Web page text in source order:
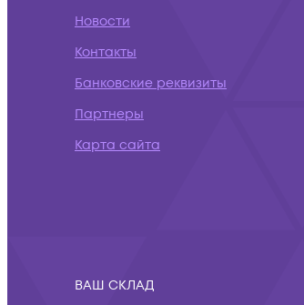
Новости
Контакты
Банковские реквизиты
Партнеры
Карта сайта
ВАШ СКЛАД